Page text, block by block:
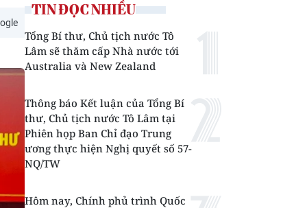
TIN ĐỌC NHIỀU
Tổng Bí thư, Chủ tịch nước Tô
Lâm sẽ thăm cấp Nhà nước tới
Australia và New Zealand
Thông báo Kết luận của Tổng Bí
thư, Chủ tịch nước Tô Lâm tại
Phiên họp Ban Chỉ đạo Trung
ương thực hiện Nghị quyết số 57-
NQ/TW
Hôm nay, Chính phủ trình Quốc